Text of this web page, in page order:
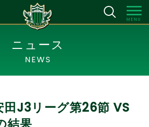
MENU
ニュース
NEWS
J3リーグ第26節 VS